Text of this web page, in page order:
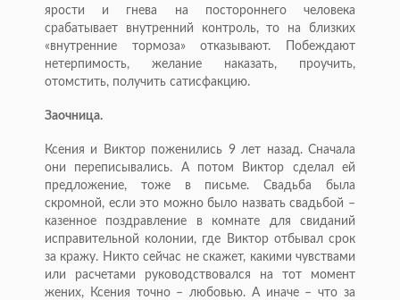
ярости и гнева на постороннего человека
срабатывает внутренний контроль, то на близких
«внутренние тормоза» отказывают. Побеждают
нетерпимость, желание наказать, проучить,
отомстить, получить сатисфакцию.
Заочница.
Ксения и Виктор поженились 9 лет назад. Сначала
они переписывались. А потом Виктор сделал ей
предложение, тоже в письме. Свадьба была
скромной, если это можно было назвать свадьбой –
казенное поздравление в комнате для свиданий
исправительной колонии, где Виктор отбывал срок
за кражу. Никто сейчас не скажет, какими чувствами
или расчетами руководствовался на тот момент
жених, Ксения точно – любовью. А иначе – что за